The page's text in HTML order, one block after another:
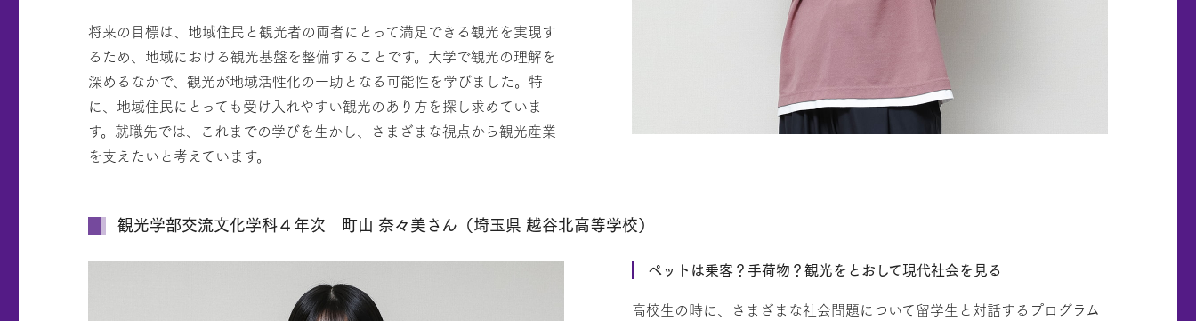
将来の目標は、地域住民と観光者の両者にとって満足できる観光を実現す
るため、地域における観光基盤を整備することです。大学で観光の理解を
深めるなかで、観光が地域活性化の一助となる可能性を学びました。特
に、地域住民にとっても受け入れやすい観光のあり方を探し求めていま
す。就職先では、これまでの学びを生かし、さまざまな視点から観光産業
を支えたいと考えています。
観光学部交流文化学科４年次 町山 奈々美さん（埼玉県 越谷北高等学校）
ペットは乗客？手荷物？観光をとおして現代社会を見る
高校生の時に、さまざまな社会問題について留学生と対話するプログラム